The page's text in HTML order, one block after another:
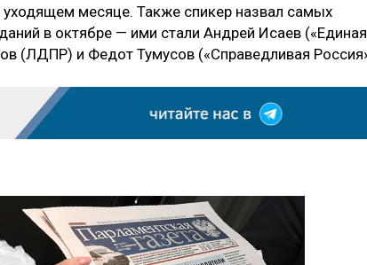
месяце. Также спикер назвал самых
в октябре — ими стали Андрей Исаев («Единая
(ЛДПР) и Федот Тумусов («Справедливая